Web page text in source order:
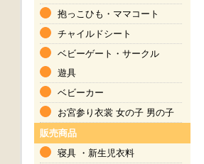
抱っこひも ・ ママコート
チャイルドシート
ベビーゲート・サークル
遊具
ベビーカー
お宮参り衣裳 女の子 男の子
販売商品
寝具 ・ 新生児衣料